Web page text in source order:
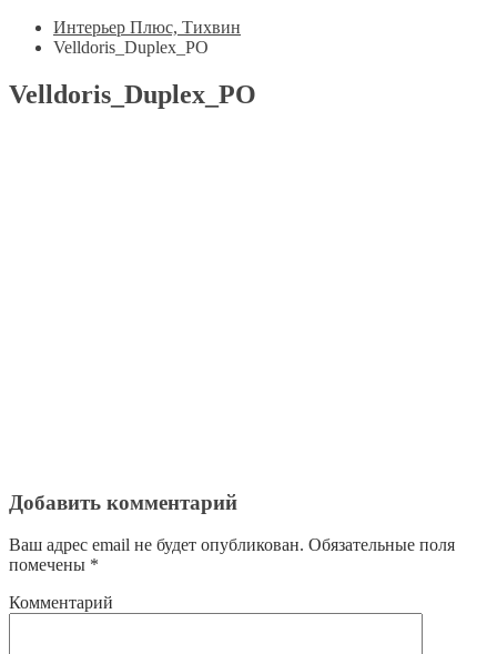
Интерьер Плюс, Тихвин
Velldoris_Duplex_PO
Velldoris_Duplex_PO
Добавить комментарий
Ваш адрес email не будет опубликован. Обязательные поля
помечены *
Комментарий